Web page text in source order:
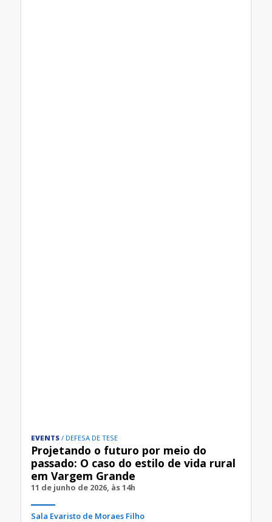
EVENTS DEFESA DE TESE
Projetando o futuro por meio do
passado: O caso do estilo de vida rural
em Vargem Grande
11 de junho de 2026, às 14h
Sala Evaristo de Moraes Filho